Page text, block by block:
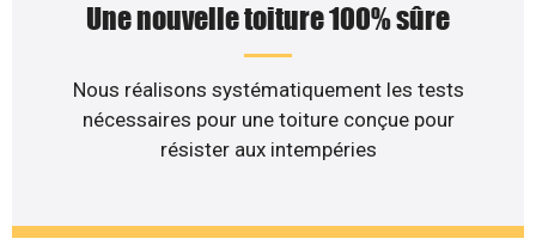
Une nouvelle toiture 100% sûre
Nous réalisons systématiquement les tests
nécessaires pour une toiture conçue pour
résister aux intempéries